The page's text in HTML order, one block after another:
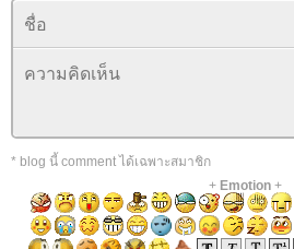
* blog นี้ comment ได้เฉพาะสมาชิก
+ Emotion+